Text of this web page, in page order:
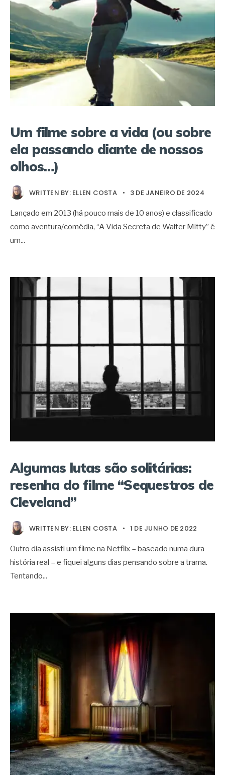
Um filme sobre a vida (ou sobre
ela passando diante de nossos
olhos…)
WRITTEN BY: ELLEN COSTA • 3 DE JANEIRO DE 2024
Lançado em 2013 (há pouco mais de 10 anos) e classificado
como aventura/comédia, “A Vida Secreta de Walter Mitty” é
um...
Algumas lutas são solitárias:
resenha do filme “Sequestros de
Cleveland”
WRITTEN BY: ELLEN COSTA • 1 DE JUNHO DE 2022
Outro dia assisti um filme na Netflix – baseado numa dura
história real – e fiquei alguns dias pensando sobre a trama.
Tentando...